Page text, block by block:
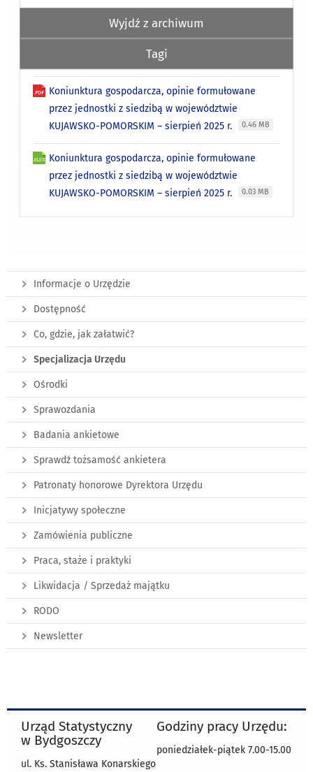
Wyjdź z archiwum
Tagi
Koniunktura gospodarcza, opinie formułowane
przez jednostki z siedzibą w województwie
KUJAWSKO-POMORSKIM – sierpień 2025 r.
0.46 MB
Koniunktura gospodarcza, opinie formułowane
przez jednostki z siedzibą w województwie
KUJAWSKO-POMORSKIM – sierpień 2025 r.
0.03 MB
Informacje o Urzędzie
Dostępność
Co, gdzie, jak załatwić?
Specjalizacja Urzędu
Ośrodki
Sprawozdania
Badania ankietowe
Sprawdź tożsamość ankietera
Patronaty honorowe Dyrektora Urzędu
Inicjatywy społeczne
Zamówienia publiczne
Praca, staże i praktyki
Likwidacja / Sprzedaż majątku
RODO
Newsletter
Urząd Statystyczny
w Bydgoszczy
ul. Ks. Stanisława Konarskiego
Godziny pracy Urzędu:
poniedziałek-piątek 7.00-15.00